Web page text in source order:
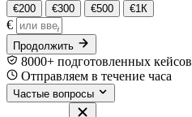
€200 €300 €500 €1К
€
Продолжить
8000+ подготовленных кейсов
Отправляем в течение часа
Частые вопросы